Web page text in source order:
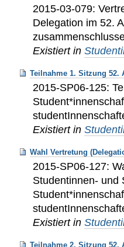
2015-03-079:
Delegation im 52.
Existiert in
Teilnahme 1. Sitzung 52.
2015-SP06-125:
Existiert in
Wahl Vertretung
2015-SP06-127:
Studentinnen- und
Existiert in
Teilnahme 2. Sitzung 52.